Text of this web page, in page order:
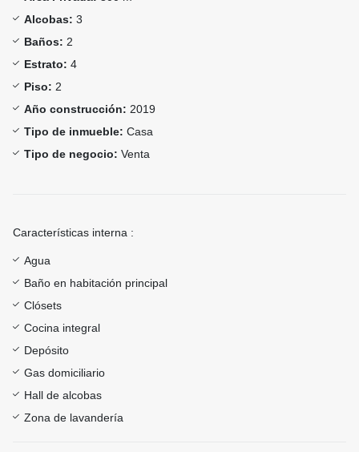
Alcobas: 3
Baños: 2
Estrato: 4
Piso: 2
Año construcción: 2019
Tipo de inmueble: Casa
Tipo de negocio: Venta
Características interna :
Agua
Baño en habitación principal
Clósets
Cocina integral
Depósito
Gas domiciliario
Hall de alcobas
Zona de lavandería